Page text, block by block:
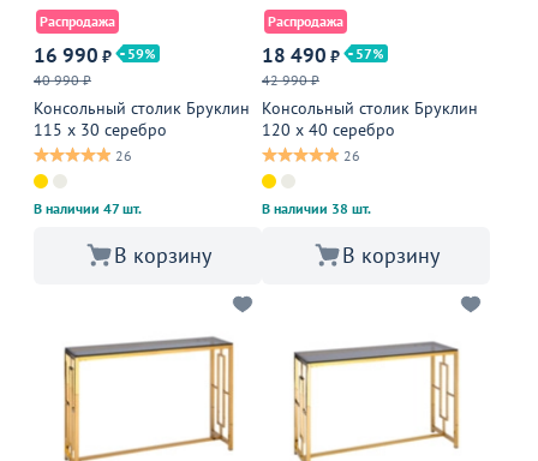
Распродажа
16 990 ₽
59
40 990 ₽
Консольный столик Бруклин
115 x 30 серебро
26
В наличии 47 шт.
В корзину
Распродажа
18 490 ₽
57
42 990 ₽
Консольный столик Бруклин
120 x 40 серебро
26
В наличии 38 шт.
В корзину